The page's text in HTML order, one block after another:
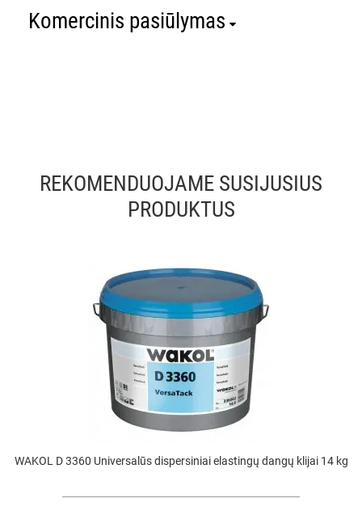
Komercinis pasiūlymas
REKOMENDUOJAME SUSIJUSIUS
PRODUKTUS
WAKOL D 3360 Universalūs dispersiniai elastingų dangų klijai 14 kg